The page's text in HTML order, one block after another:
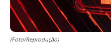
(Foto/Reprodução)